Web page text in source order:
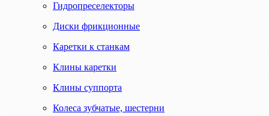
Гидропреселекторы
Диски фрикционные
Каретки к станкам
Клины каретки
Клины суппорта
Колеса зубчатые, шестерни